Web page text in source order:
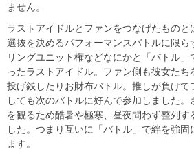
ません。
ラストアイドルとファンをつなげたものと
選抜を決めるパフォーマンスバトルに限
リングユニット権などなにかと「バトル
ったラストアイドル。ファン側も彼女たち
投げ銭したりお財布バトル。推しが負け
しても次のバトルに好んで参加しました
を観るため酷暑や極寒、昼夜問わず整列す
した。つまり互いに「バトル」で絆を強
ます。